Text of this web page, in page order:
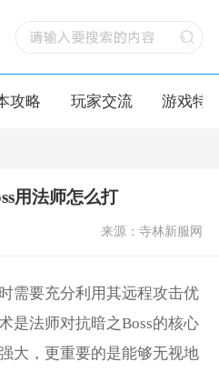
攻略 玩家交流 游戏特
用法师怎么打
来源：寺林新服网
需要充分利用其远程攻击优
是法师对抗暗之Boss的核心
大，更重要的是能够无视地